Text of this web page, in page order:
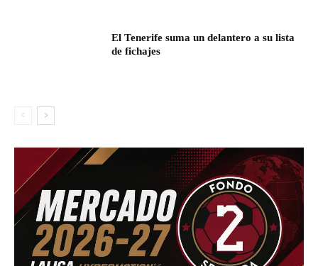
El Tenerife suma un delantero a su lista
de fichajes